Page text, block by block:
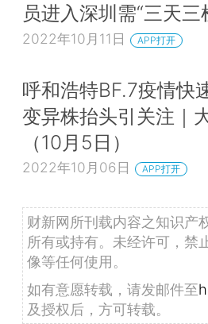
员进入深圳需“三天三
2022年10月11日 APP打开
呼和浩特BF.7疫情快
变异株抬头引关注｜
（10月5日）
2022年10月06日 APP打开
财新网所刊载内容之知识产
所有或持有。未经许可，禁
像等任何使用。
如有意愿转载，请发邮件至
及授权后，方可转载。